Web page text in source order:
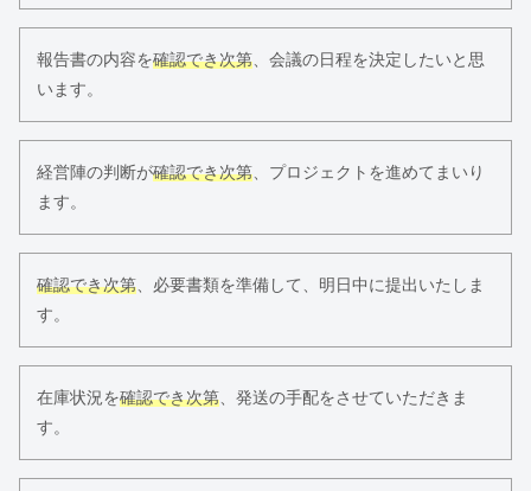
報告書の内容を確認でき次第 、会議の日程を決定したいと思
います。
経営陣の判断が確認でき次第 、プロジェクトを進めてまいり
ます。
確認でき次第 、必要書類を準備して、明日中に提出いたしま
す。
在庫状況を確認でき次第 、発送の手配をさせていただきま
す。